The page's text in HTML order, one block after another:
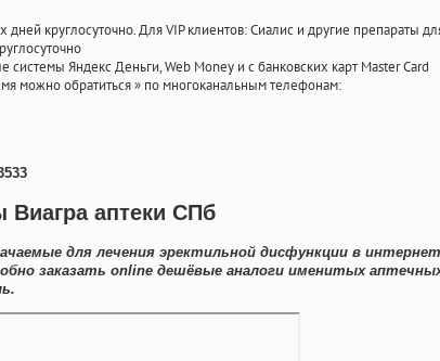
круглосуточно. Для VIP клиентов: Сиалис и другие препараты
Яндекс Деньги, Web Money и с банковских карт Master Card
можно обратиться» по многоканальным телефонам:
Виагра аптеки СПб
для лечения эректильной дисфункции в
заказать online дешёвые аналоги именитых